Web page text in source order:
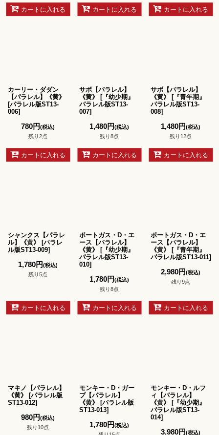
カートに入れる カートに入れる カートに入れる
カーリー・ダダン
【パラレル】《黄》
[パラレル版ST13-
006]
780円(税込)
残り2点
カートに入れる
サボ【パラレル】
《黄》
[『幼少期』
パラレル版ST13-
007]
1,480円(税込)
残り8点
カートに入れる
サボ【パラレル】
《黄》
[『青年期』
パラレル版ST13-
008]
1,480円(税込)
残り12点
カートに入れる
シャンクス【パラレ
ル】《黄》
[パラレ
ル版ST13-009]
1,780円(税込)
残り5点
カートに入れる
ポートガス・D・エ
ース【パラレル】
《黄》
[『幼少期』
パラレル版ST13-
010]
1,780円(税込)
残り8点
カートに入れる
ポートガス・D・エ
ース【パラレル】
《黄》
[『青年期』
パラレル版ST13-011]
2,980円(税込)
残り9点
カートに入れる
マキノ【パラレル】
《黄》
[パラレル版
ST13-012]
980円(税込)
残り10点
モンキー・D・ガー
プ【パラレル】
《黄》
[パラレル版
ST13-013]
1,780円(税込)
モンキー・D・ルフ
ィ【パラレル】
《黄》
[『幼少期』
パラレル版ST13-
014]
3,980円(税込)